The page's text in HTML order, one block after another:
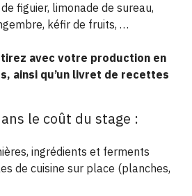
figuier, limonade de sureau,
kéfir de fruits, …
avec votre production en
ainsi qu’un livret de recettes
le coût du stage :
ingrédients et ferments
de cuisine sur place (planches,